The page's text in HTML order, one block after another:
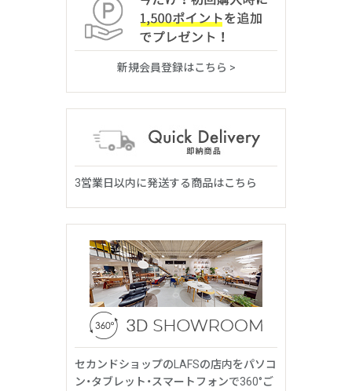
新規会員登録はこちら >
3営業日以内に発送する商品はこちら
セカンドショップのLAFSの店内をパソコ
ン・タブレット・スマートフォンで360°ご